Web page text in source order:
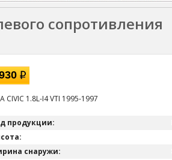
сопротивления
CIVIC 1.8L-I4 VTI 1995-1997
продукции:
снаружи: